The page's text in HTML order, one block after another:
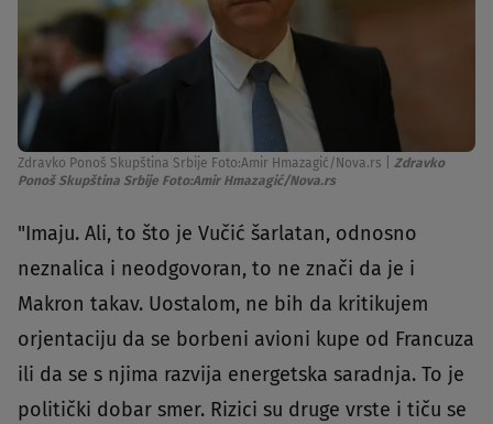
Zdravko Ponoš Skupština Srbije Foto:Amir Hmazagić/Nova.rs
Zdravko
Ponoš Skupština Srbije Foto:Amir Hmazagić/Nova.rs
"Imaju. Ali, to što je Vučić šarlatan, odnosno
neznalica i neodgovoran, to ne znači da je i
Makron takav. Uostalom, ne bih da kritikujem
orjentaciju da se borbeni avioni kupe od Francuza
ili da se s njima razvija energetska saradnja. To je
politički dobar smer. Rizici su druge vrste i tiču se